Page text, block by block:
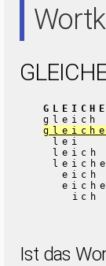
GLEICHE
gleich
gleiche
lei
leich
leiche
eich
eiche
ich
Ist das